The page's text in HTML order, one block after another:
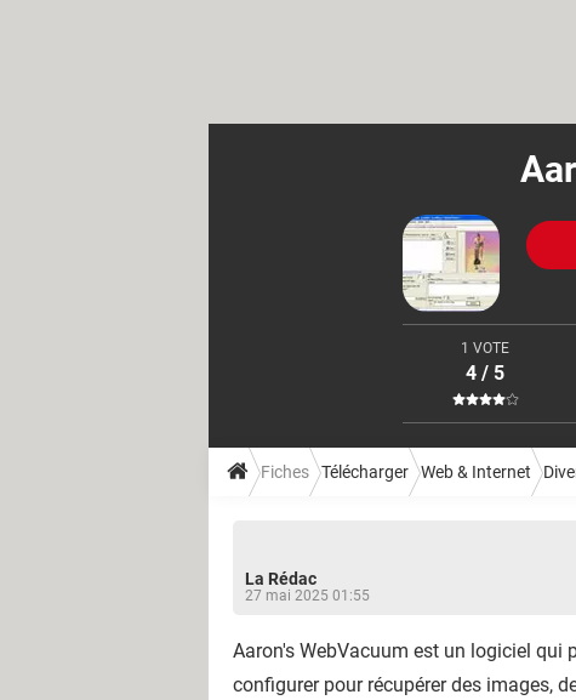
1 VOTE
4 / 5
Fiches Télécharger Web & Internet
La Rédac
27 mai 2025 01:55
Aaron's WebVacuum est un logiciel qui
configurer pour récupérer des images,